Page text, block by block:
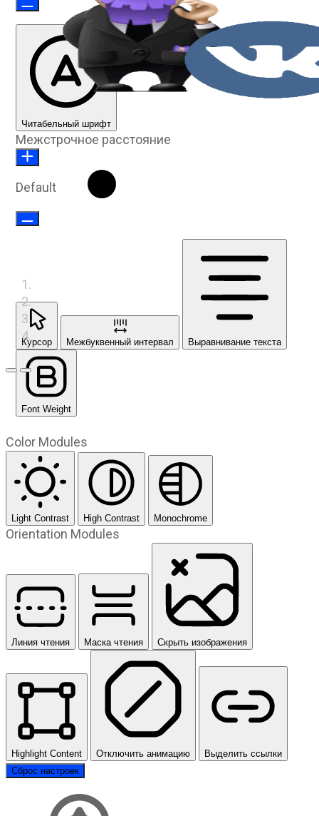
Предыдущий слайд
Следующий слайд
Читабельный шрифт
Межстрочное расстояние
Default
Курсор Межбуквенный интервал Выравнивание текста
Font Weight
Color Modules
Light Contrast High Contrast Monochrome
Orientation Modules
Линия чтения Маска чтения Скрыть изображения
Highlight Content Отключить анимацию
Выделить ссылки
Сброс настроек